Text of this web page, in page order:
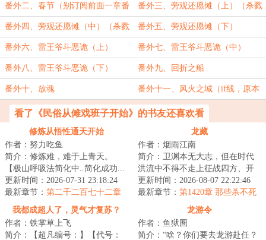
外） 外）
番外二、春节（别订阅前面一章番
外）
番外三、旁观还愿傩（上）（杀戮
之影战赞助之番外）
番外四、旁观还愿傩（中）（杀戮
之影战赞助之番外）
番外五、旁观还愿傩（下）
番外六、雷王爷斗恶诡（上） 番外七、雷王爷斗恶诡（中）
番外八、雷王爷斗恶诡（下） 番外九、回折之船
番外十、放魂 番外十一、风火之城（if线，原本
废弃之主线）
看了《民俗从傩戏班子开始》的书友还喜欢看
修炼从悟性通天开始
作者：努力吃鱼
简介：修炼难，难于上青天。
【极山呼吸法简化中..简化成功...
极山呼吸法→呼吸!】陈斐深吸了
一口气。【极...
更新时间：2026-07-31 23:18:24
最新章节： 第二千二百七十二章
至强者
龙藏
作者：烟雨江南
简介：卫渊本无大志，但在时代
洪流中不得不走上征战四方、开
疆辟土之路，直至关山踏尽，未
曾白头。不正经...
更新时间：2026-08-07 22:22:46
最新章节： 第1420章 那些杀不死
我都成超人了，灵气才复苏？
作者：铁掌草上飞
简介：【超凡编号：】【代号：
龙游令
作者：鱼狱圄
简介：“啥？你们要去龙游赴任？